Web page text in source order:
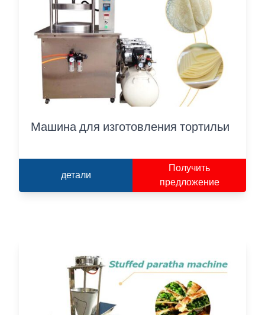
Машина для изготовления тортильи
детали
Получить
предложение